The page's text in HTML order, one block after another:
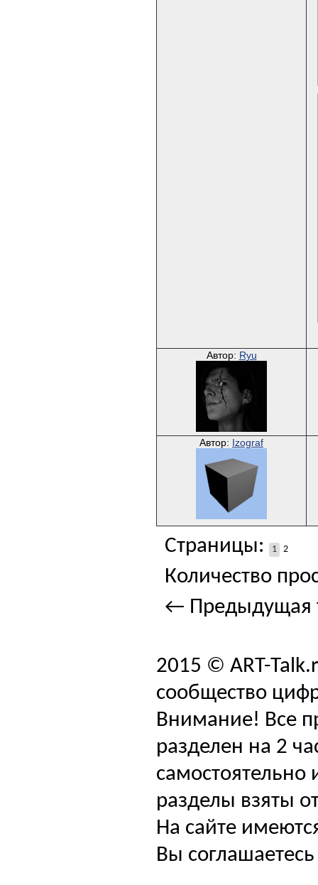
Автор: Ryu
Автор: Izograf
Страницы: 1 2
Количество
← Предыдущая
2015 © ART-
сообщество
Внимание! Все
разделен на 2
самостоятельно
разделы взяты
На сайте
Вы